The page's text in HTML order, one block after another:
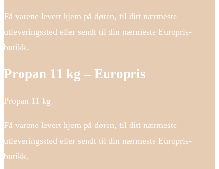
Få varene levert hjem på døren, til ditt nærmeste
utleveringssted eller sendt til din nærmeste Europris-
butikk.
Propan 11 kg – Europris
Propan 11 kg
Få varene levert hjem på døren, til ditt nærmeste
utleveringssted eller sendt til din nærmeste Europris-
butikk.